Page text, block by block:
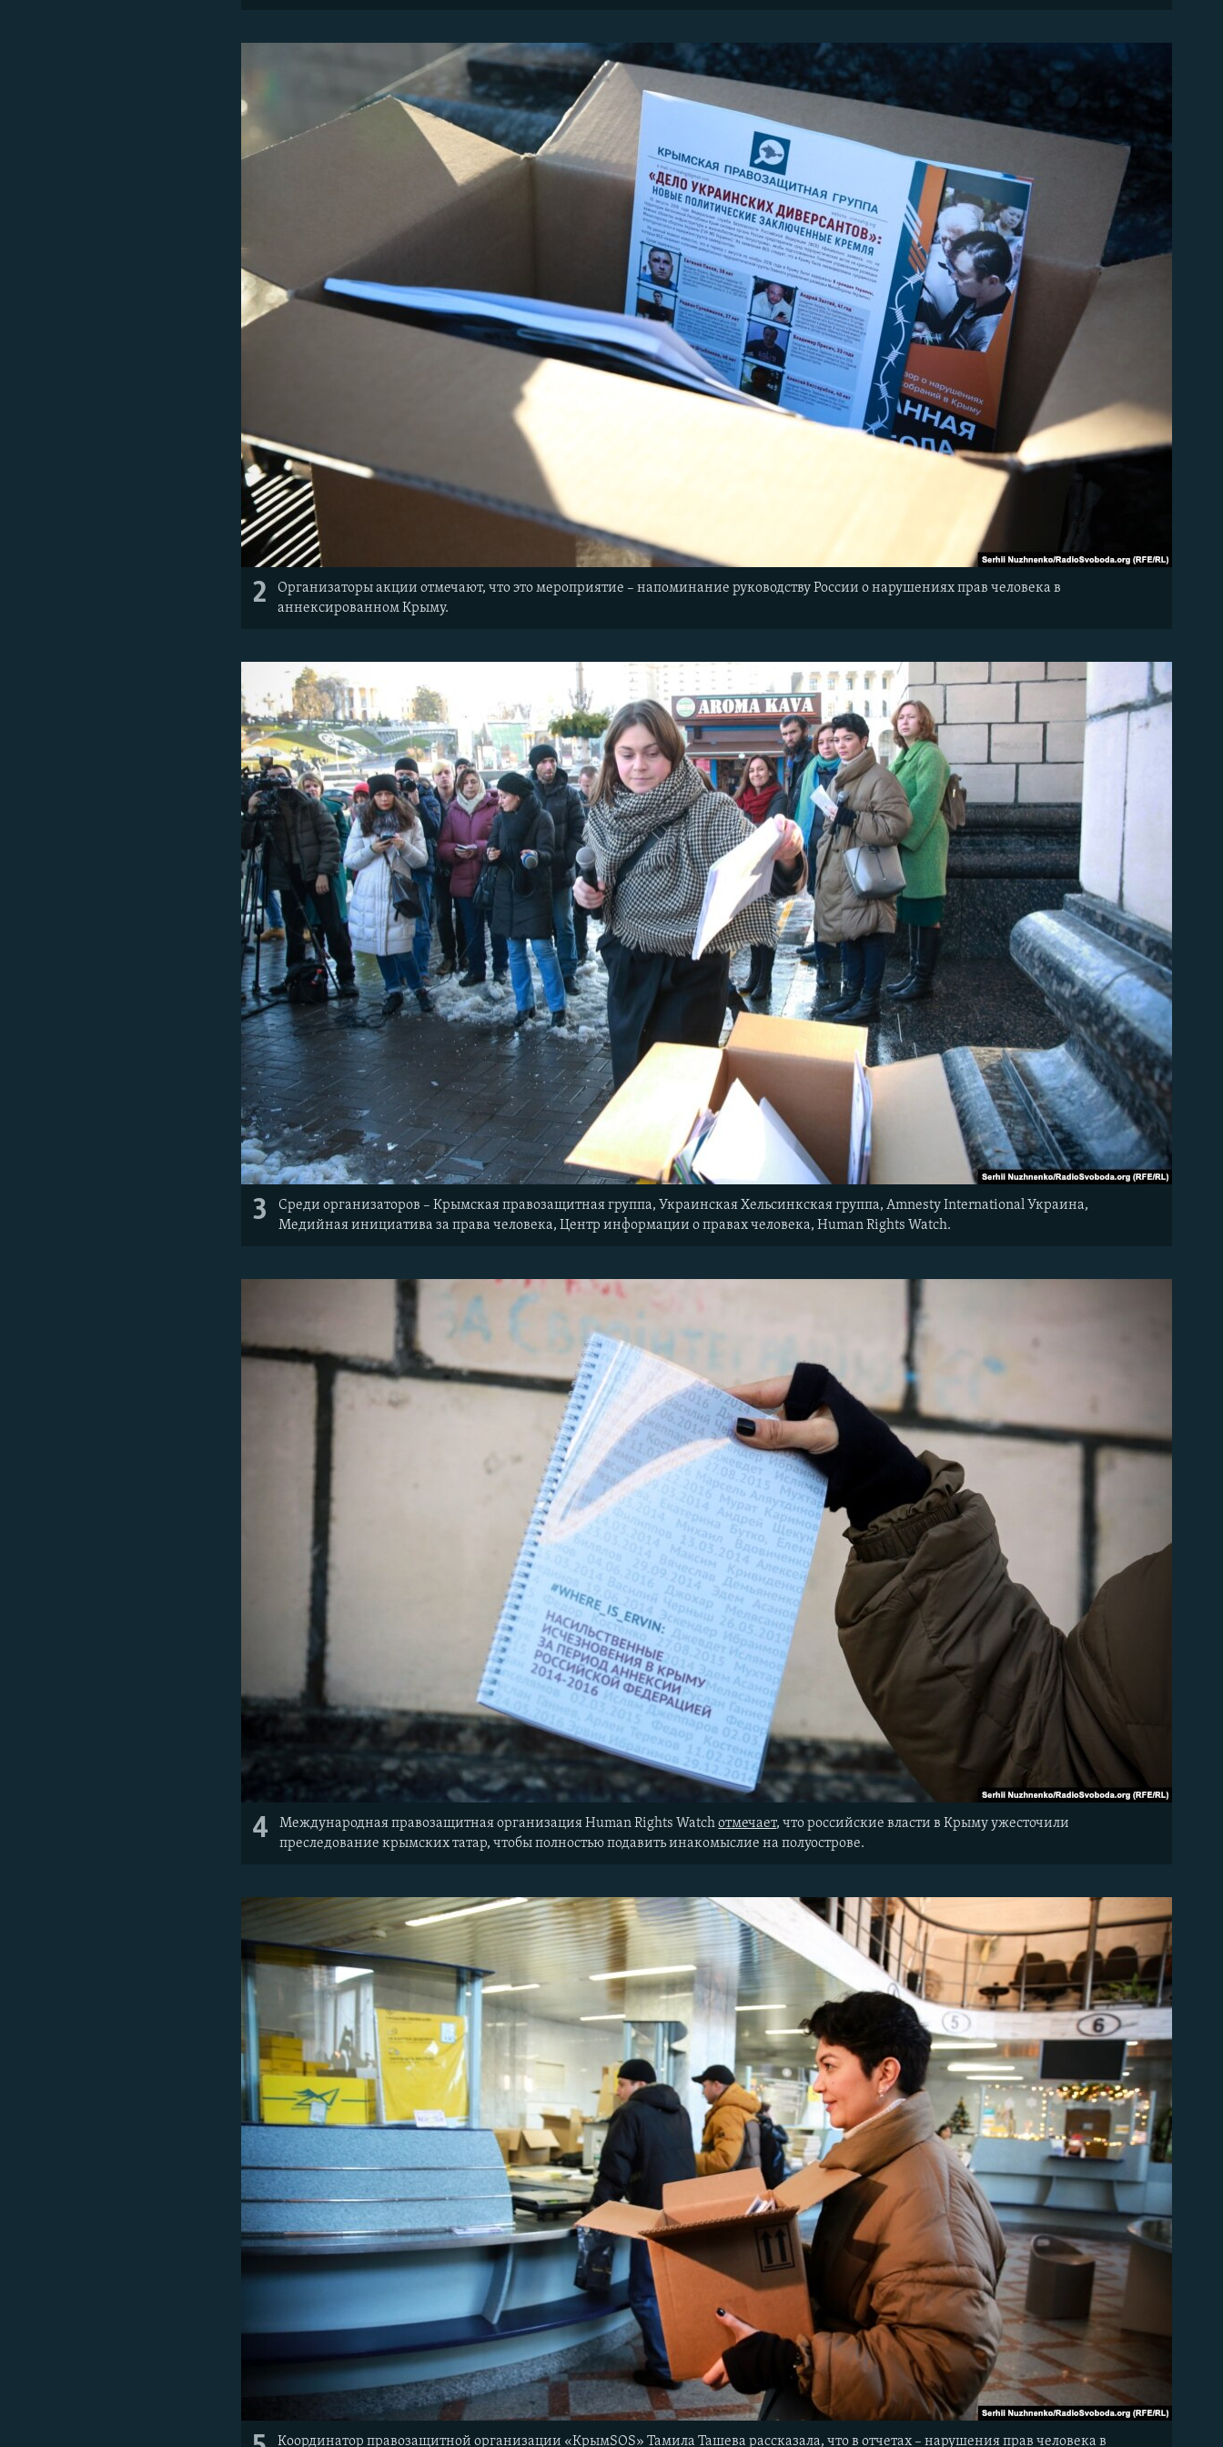
2
Организаторы акции отмечают, что это мероприятие – напоминание руководству России о нарушениях прав человека в
аннексированном Крыму.
3
Среди организаторов – Крымская правозащитная группа, Украинская Хельсинкская группа, Amnesty International Украина,
Медийная инициатива за права человека, Центр информации о правах человека, Human Rights Watch.
4 Международная правозащитная организация Human Rights Watchотмечает, что российские власти в Крыму ужесточили
преследование крымских татар, чтобы полностью подавить инакомыслие на полуострове.
Координатор правозащитной организации «КрымSOS» Тамила Ташева рассказала, что в отчетах – нарушения прав человека в